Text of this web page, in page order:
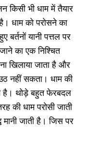
किसी भी धाम में तैयार
धाम को परोसने का
बर्तनों यानी पत्तल पर
का एक निश्चित
खिलाया जाता है और
नहीं सकता। धाम की
है। थोड़े बहुत फेरबदल
की धाम परोसी जाती
जाती है। जिस पर